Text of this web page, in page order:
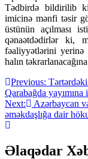
Tədbirdə bildirilib
imicinə mənfi təsir
üstünün açılması
qənaətdədirlər ki,
fəaliyyətlərini yerinə
halın
Yazı
naviqasiyası
Previous: Tərtərdəki
Qarabağda
Next:
Azərbaycan
əməkdaşlığa dair
Əlaqədar